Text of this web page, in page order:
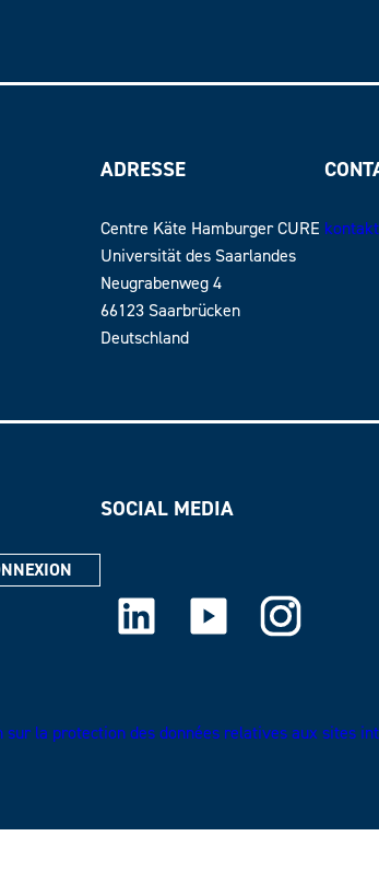
ADRESSE
Centre Käte Hamburger CURE
Universität des Saarlandes
Neugrabenweg 4
66123 Saarbrücken
Deutschland
SOCIAL MEDIA
LinkedIn Youtube Instagram
sur la protection des données relatives aux sites